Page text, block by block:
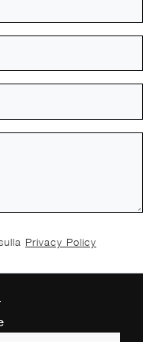
Privacy Policy